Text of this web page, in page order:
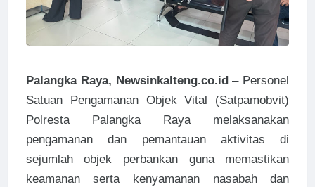
Palangka Raya, Newsinkalteng.co.id– Personel
Satuan Pengamanan Objek Vital (Satpamobvit)
Polresta Palangka Raya melaksanakan
pengamanan dan pemantauan aktivitas di
sejumlah objek perbankan guna memastikan
keamanan serta kenyamanan nasabah dan